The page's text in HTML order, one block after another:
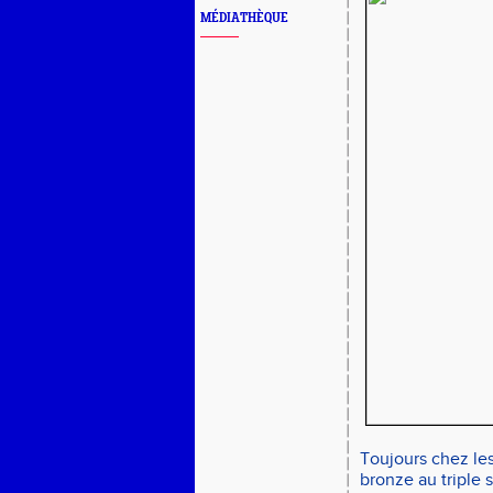
MÉDIATHÈQUE
Toujours chez
bronze au triple